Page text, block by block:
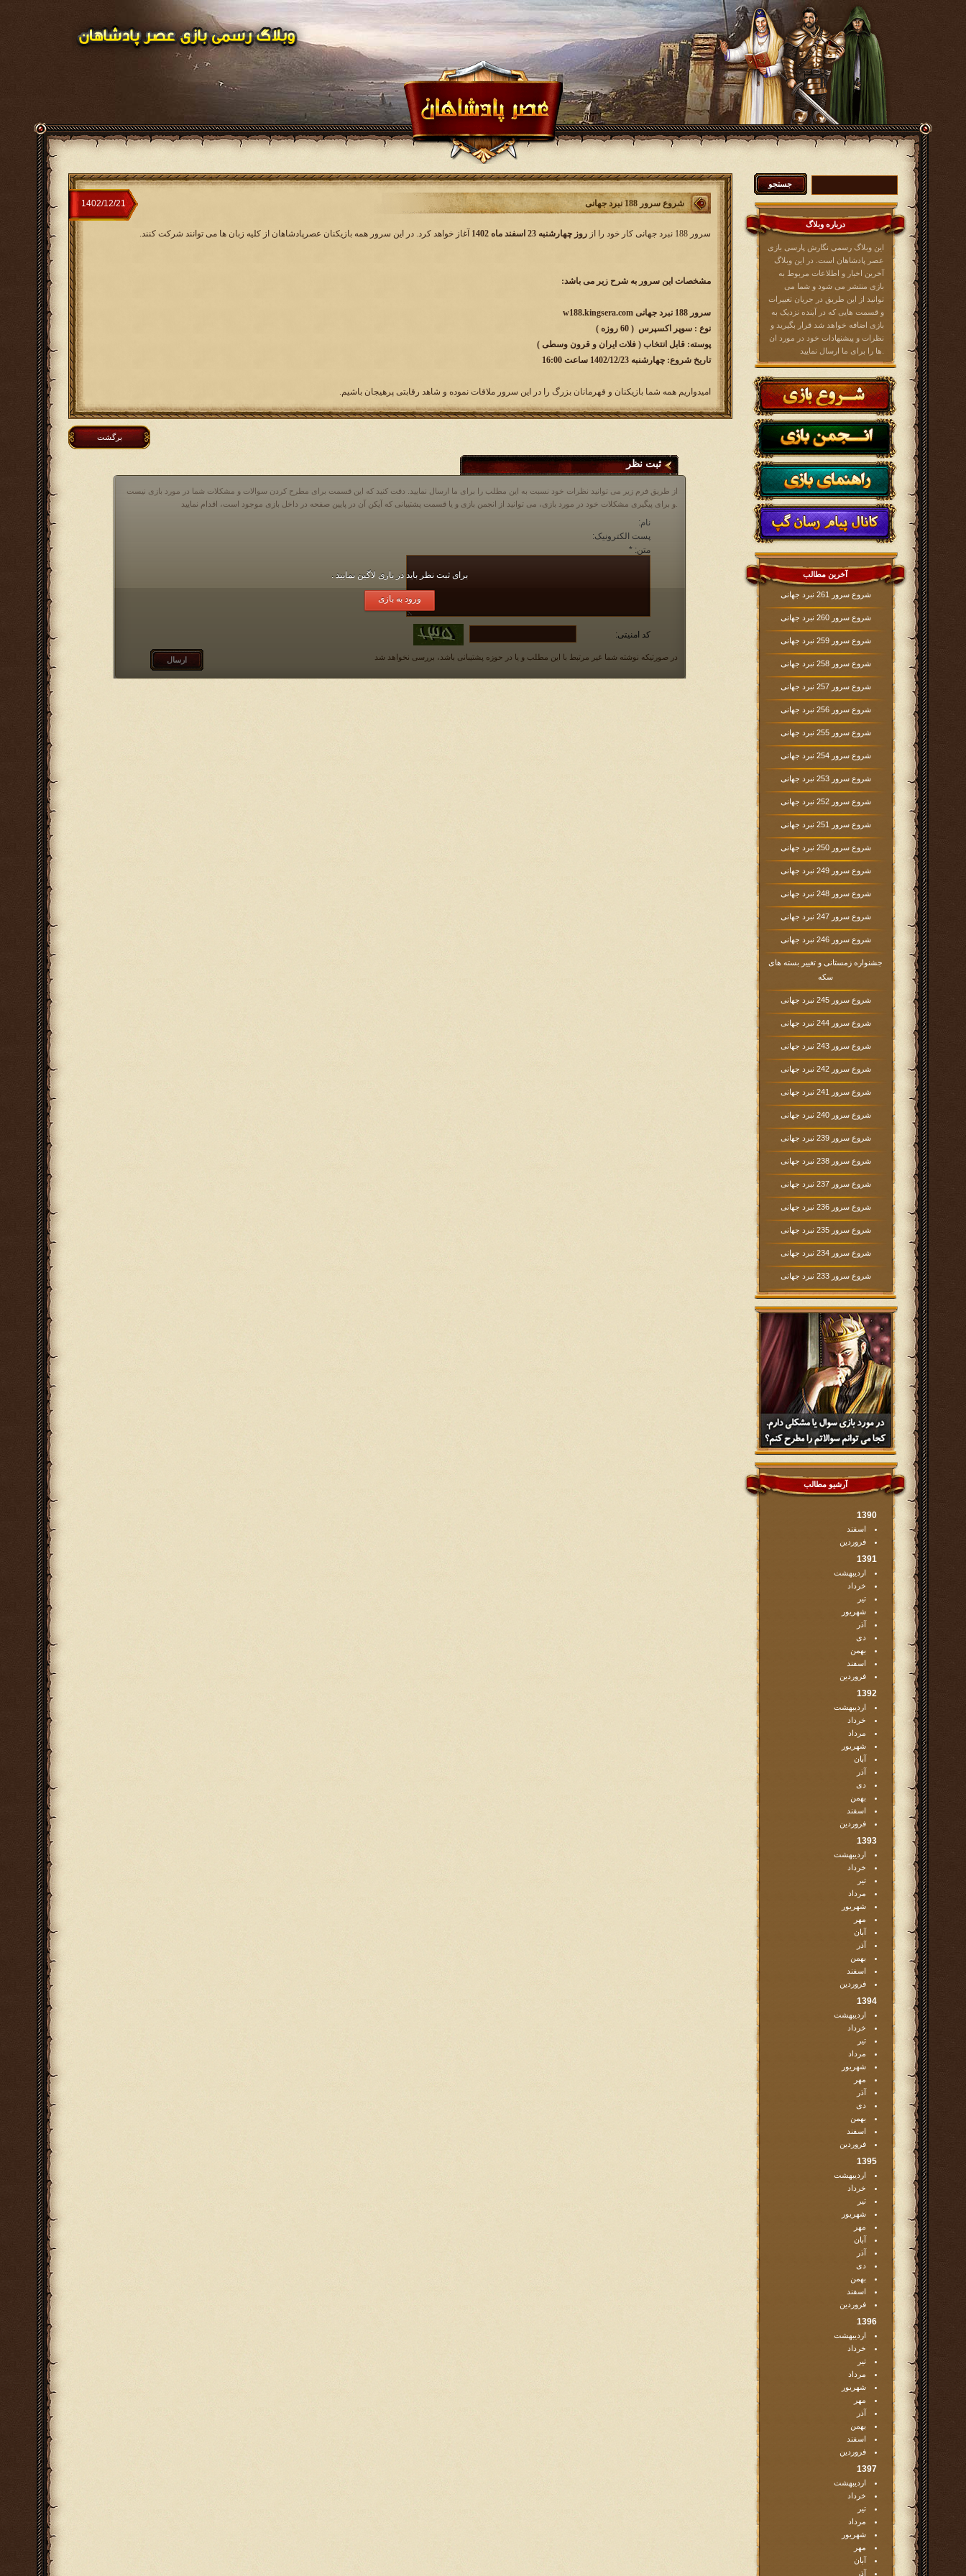
درباره وبلاگ
این وبلاگ رسمی نگارش پارسی بازی
عصر پادشاهان است. در این وبلاگ
آخرین اخبار و اطلاعات مربوط به
بازی منتشر می شود و شما می
توانید از این طریق در جریان تغییرات
و قسمت هایی که در آینده نزدیک به
بازی اضافه خواهد شد قرار بگیرید و
نظرات و پیشنهادات خود در مورد ان
آخرین مطالب
شروع سرور 261 نبرد جهانی
شروع سرور 260 نبرد جهانی
شروع سرور 259 نبرد جهانی
شروع سرور 258 نبرد جهانی
شروع سرور 257 نبرد جهانی
شروع سرور 256 نبرد جهانی
شروع سرور 255 نبرد جهانی
شروع سرور 254 نبرد جهانی
شروع سرور 253 نبرد جهانی
شروع سرور 252 نبرد جهانی
شروع سرور 251 نبرد جهانی
شروع سرور 250 نبرد جهانی
شروع سرور 249 نبرد جهانی
شروع سرور 248 نبرد جهانی
شروع سرور 247 نبرد جهانی
شروع سرور 246 نبرد جهانی
جشنواره زمستانی و تغییر بسته های
سکه
شروع سرور 245 نبرد جهانی
شروع سرور 244 نبرد جهانی
شروع سرور 243 نبرد جهانی
شروع سرور 242 نبرد جهانی
شروع سرور 241 نبرد جهانی
شروع سرور 240 نبرد جهانی
شروع سرور 239 نبرد جهانی
شروع سرور 238 نبرد جهانی
شروع سرور 237 نبرد جهانی
شروع سرور 236 نبرد جهانی
شروع سرور 235 نبرد جهانی
شروع سرور 234 نبرد جهانی
شروع سرور 233 نبرد جهانی
آرشیو مطالب
1390
اسفند
فروردین
1391
اردیبهشت
خرداد
تیر
شهریور
آذر
دی
بهمن
اسفند
فروردین
1392
اردیبهشت
خرداد
مرداد
شهریور
آبان
آذر
دی
بهمن
اسفند
فروردین
1393
اردیبهشت
خرداد
تیر
مرداد
شهریور
مهر
آبان
آذر
بهمن
اسفند
فروردین
1394
اردیبهشت
خرداد
تیر
مرداد
شهریور
مهر
آذر
دی
بهمن
اسفند
فروردین
1395
اردیبهشت
خرداد
تیر
شهریور
مهر
آبان
آذر
دی
بهمن
اسفند
فروردین
1396
اردیبهشت
خرداد
تیر
مرداد
شهریور
مهر
آذر
بهمن
اسفند
فروردین
1397
اردیبهشت
خرداد
تیر
مرداد
شهریور
مهر
آبان
آذر
شروع سرور 188 نبرد جهانی ‏1402/12/21
سرور 188 نبرد جهانی کار خود را از روز چهارشنبه 23 اسفند ماه 1402 آغاز خواهد کرد. در این سرور همه بازیکنان عصرپادشاهان از کلیه زبان ها می توانند شرکت کنند.
مشخصات این سرور به شرح زیر می باشد:
سرور 188 نبرد جهانی w188.kingsera.com
نوع : سوپر اکسپرس ( 60 روزه )
پوسته: قابل انتخاب ( فلات ایران و قرون وسطی )
تاریخ شروع: چهارشنبه 1402/12/23 ساعت 16:00
امیدواریم همه شما بازیکنان و قهرمانان بزرگ را در این سرور ملاقات نموده و شاهد رقابتی پرهیجان باشیم.
برگشت
ثبت نظر
از طریق فرم زیر می توانید نظرات خود نسبت به این مطلب را برای ما ارسال نمایید. دقت کنید که این قسمت برای مطرح کردن سوالات و مشکلات شما در مورد بازی نیست
نام:
پست الکترونیک:
متن:*
کد امنیتی:
در صورتیکه نوشته شما غیر مرتبط با این مطلب و یا در حوزه پشتیبانی باشد، بررسی نخواهد شد
برای ثبت نظر باید در بازی لاگین نمایید .
ورود به بازی